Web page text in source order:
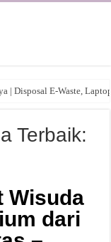
| Disposal E-Waste,
Terbaik:
Wisuda
dari